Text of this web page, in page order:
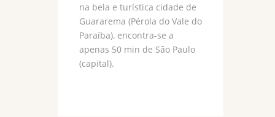
na bela e turística cidade de
Guararema (Pérola do Vale do
Paraíba), encontra-se a
apenas 50 min de São Paulo
(capital).